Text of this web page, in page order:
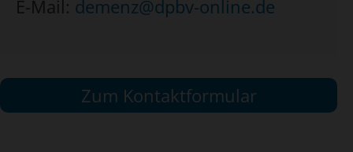
E-Mail: demenz@dpbv-online.de
Zum Kontaktformular